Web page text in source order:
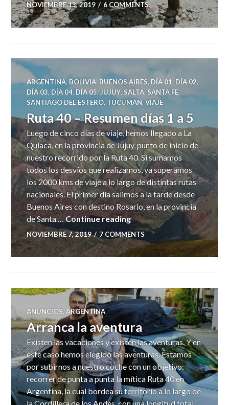
NOVIEMBRE 13, 2019 6 COMMENTS
ARGENTINA,BOLIVIA, BUENOS AIRES, DÍA 01, DÍA 02,
DÍA 03, DÍA 04,DÍA 05,JUJUY, SALTA, SANTA FE,
SANTIAGO DEL ESTERO, TUCUMÁN,VIAJE
Ruta 40 – Resumen días 1 a 5
Luego de cinco días de viaje, hemos llegado a La
Quiaca, en la provincia de Jujuy, punto de inicio de
nuestro recorrido por la Ruta 40. Si sumamos
todos los desvíos que realizamos, ya superamos
los 2000 kms de viaje a lo largo de distintas rutas
nacionales. El primer día salimos a la tarde desde
Buenos Aires con destino Rosario, en la provincia
de Santa …Continue readingRuta 40 – Resumen días 1
NOVIEMBRE 7, 2019 7 COMMENTS
ANUNCIOS,ARGENTINA
Arranca la aventura
Existen las vacaciones y existen las aventuras. Y en
este caso hemos elegido las aventuras. Estamos
por subirnos a nuestro coche con un objetivo:
recorrer de punta a punta la mítica Ruta 40 en
Argentina, la cual bordea su territorio a lo largo de